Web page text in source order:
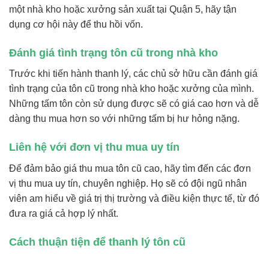
một nhà kho hoặc xưởng sản xuất tại Quận 5, hãy tận
dụng cơ hội này để thu hồi vốn.
Đánh giá tình trạng tôn cũ trong nhà kho
Trước khi tiến hành thanh lý, các chủ sở hữu cần đánh giá
tình trạng của tôn cũ trong nhà kho hoặc xưởng của mình.
Những tấm tôn còn sử dụng được sẽ có giá cao hơn và dễ
dàng thu mua hơn so với những tấm bị hư hỏng nặng.
Liên hệ với đơn vị thu mua uy tín
Để đảm bảo giá thu mua tôn cũ cao, hãy tìm đến các đơn
vị thu mua uy tín, chuyên nghiệp. Họ sẽ có đội ngũ nhân
viên am hiểu về giá trị thị trường và điều kiện thực tế, từ đó
đưa ra giá cả hợp lý nhất.
Cách thuận tiện để thanh lý tôn cũ